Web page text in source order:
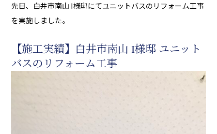
先日、白井市南山 I様邸にてユニットバスのリフォーム工事
を実施しました。
【施工実績】白井市南山 I様邸 ユニット
バスのリフォーム工事